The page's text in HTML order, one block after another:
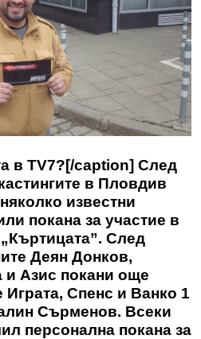
в TV7?[/caption] След
в Пловдив
известни
покана за участие в
След
Деян Донков,
и Азис покани още
Спенс и Ванко 1
Сърменов. Всеки
персонална покана за